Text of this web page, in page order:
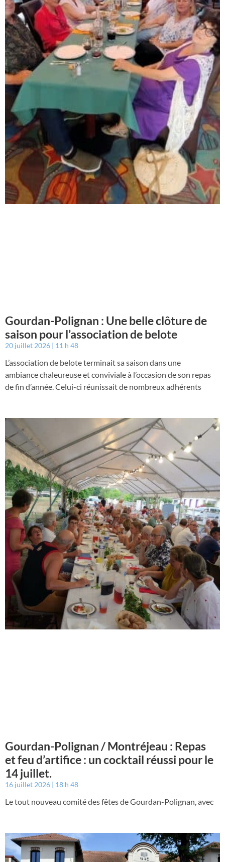
Gourdan-Polignan : Une belle clôture de
saison pour l’association de belote
20 juillet 2026 11 h 48
L’association de belote terminait sa saison dans une
ambiance chaleureuse et conviviale à l’occasion de son repas
de fin d’année. Celui-ci réunissait de nombreux adhérents
Gourdan-Polignan / Montréjeau : Repas
et feu d’artifice : un cocktail réussi pour le
14 juillet.
16 juillet 2026 18 h 48
Le tout nouveau comité des fêtes de Gourdan-Polignan, avec